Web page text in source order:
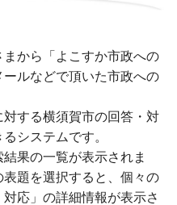
から「よこすか市政への
ルなどで頂いた市政への
する横須賀市の回答・対
システムです。
果の一覧が表示されま
題を選択すると、個々の
対応」の詳細情報が表示さ